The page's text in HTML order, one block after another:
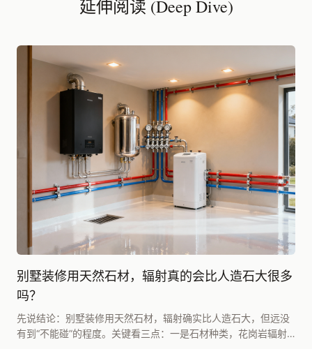
延伸阅读 (Deep Dive)
别墅装修用天然石材，辐射真的会比人造石大很多
吗？
先说结论：别墅装修用天然石材，辐射确实比人造石大，但远没
有到“不能碰”的程度。关键看三点：一是石材种类，花岗岩辐射